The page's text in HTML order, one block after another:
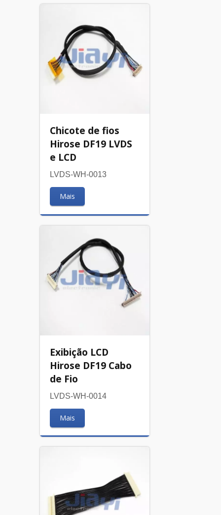
Chicote de fios
Hirose DF19 LVDS
e LCD
LVDS-WH-0013
Mais
Exibição LCD
Hirose DF19 Cabo
de Fio
LVDS-WH-0014
Mais